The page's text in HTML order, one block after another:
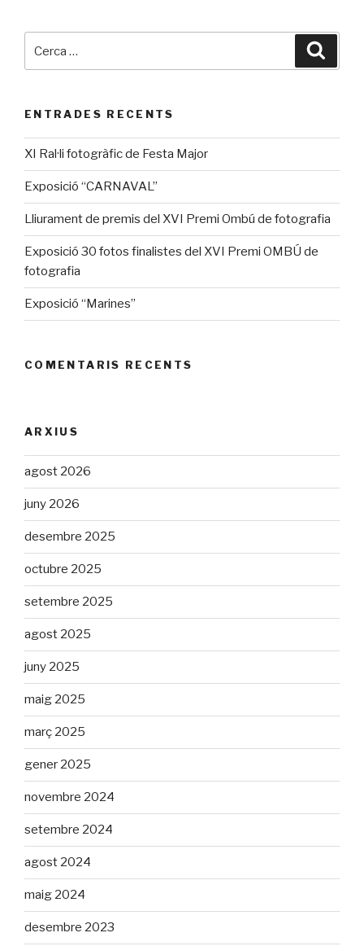
ENTRADES RECENTS
XI Ral·li fotogràfic de Festa Major
Exposició “CARNAVAL”
Lliurament de premis del XVI Premi Ombú de fotografia
Exposició 30 fotos finalistes del XVI Premi OMBÚ de
fotografia
Exposició “Marines”
COMENTARIS RECENTS
ARXIUS
agost 2026
juny 2026
desembre 2025
octubre 2025
setembre 2025
agost 2025
juny 2025
maig 2025
març 2025
gener 2025
novembre 2024
setembre 2024
agost 2024
maig 2024
desembre 2023